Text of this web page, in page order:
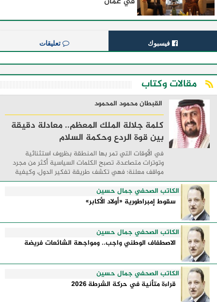
فيسبوك تعليقات
مقالات وكتاب
القبطان محمود المحمود
كلمة جلالة الملك المعظم.. معادلة دقيقة
بين قوة الردع وحكمة السلام
في الأوقات التي تمر بها المنطقة بظروف استثنائية
وتوترات متصاعدة، تصبح الكلمات السياسية أكثر من مجرد
مواقف معلنة؛ فهي تكشف طريقة تفكير الدول، وكيفية
إدارتها للأزمات، والحدود التي تفصل بين القوة ...
الكاتب الصحفي جمال حسين
سقوط إمبراطورية «أولاد الأكابر»
الكاتب الصحفي جمال حسين
الاصطفاف الوطني واجب.. ومواجهة الشائعات فريضة
الكاتب الصحفي جمال حسين
قراءة متأنية في حركة الشرطة 2026